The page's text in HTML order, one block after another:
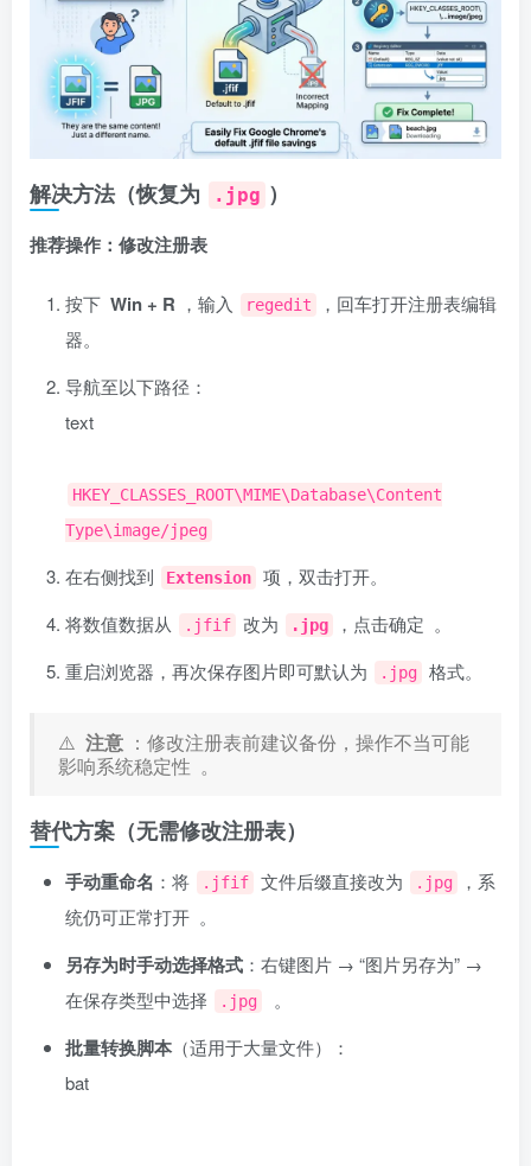
解决方法（恢复为 .jpg ）
推荐操作：修改注册表
按下 ‌ Win + R ‌，输入 regedit
，回车打开注册表编辑
器。
导航至以下路径：
text
HKEY_CLASSES_ROOT\MIME\Database\Content
Type\image/jpeg
在右侧找到 ‌ Extension
‌ 项，双击打开。
将数值数据从
.jfif 改为 ‌ .jpg ‌，点击确定 ‌‌ 。
重启浏览器，再次保存图片即可默认为
.jpg 格式。
⚠️ ‌ 注意 ‌：修改注册表前建议备份，操作不当可能
影响系统稳定性 ‌‌ 。
替代方案（无需修改注册表）
手动重命名 ‌：将 .jfif 文件后缀直接改为 .jpg
，系
统仍可正常打开 ‌‌ 。
另存为时手动选择格式 ‌：右键图片 → “图片另存为” →
在保存类型中选择
.jpg 。
批量转换脚本‌（适用于大量文件）：
bat